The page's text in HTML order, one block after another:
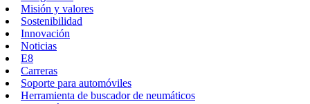
Misión y valores
Sostenibilidad
Innovación
Noticias
E8
Carreras
Soporte para automóviles
Herramienta de buscador de neumáticos